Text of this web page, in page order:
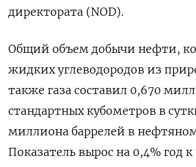
директората (NOD).
Общий объем добычи нефти,
жидких углеводородов из
также газа составил 0,670
стандартных кубометров в
миллиона баррелей в
Показатель вырос на 0,4% год к